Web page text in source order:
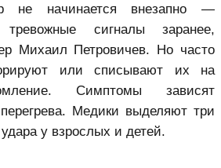
не начинается внезапно —
сигналы заранее,
Михаил Петровичев. Но часто
или списывают их на
Симптомы зависят
Медики выделяют три
у взрослых и детей.